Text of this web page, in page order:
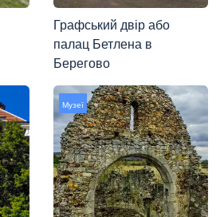
Графський двір або
палац Бетлена в
Берегово
Музеї